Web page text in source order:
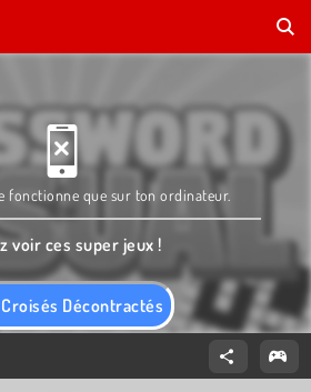
Décontractés
fonctionne que sur ton ordinateur.
voir ces super jeux !